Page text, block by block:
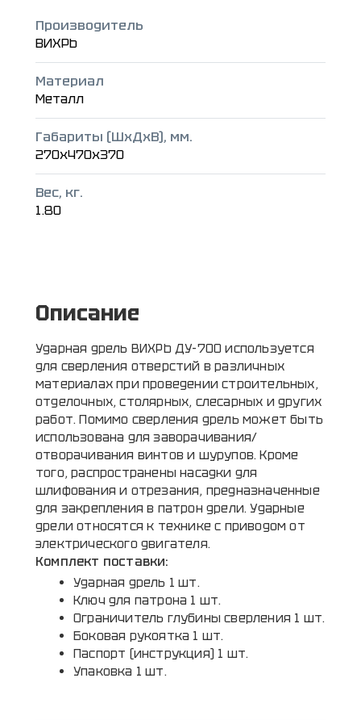
Производитель
ВИХРЬ
Материал
Металл
Габариты (ШxДxВ), мм.
270x470x370
Вес, кг.
1.80
Описание
Ударная дрель ВИХРЬ ДУ-700 используется
для сверления отверстий в различных
материалах при проведении строительных,
отделочных, столярных, слесарных и других
работ. Помимо сверления дрель может быть
использована для заворачивания/
отворачивания винтов и шурупов. Кроме
того, распространены насадки для
шлифования и отрезания, предназначенные
для закрепления в патрон дрели. Ударные
дрели относятся к технике с приводом от
электрического двигателя.
Комплект поставки:
Ударная дрель 1 шт.
Ключ для патрона 1 шт.
Ограничитель глубины сверления 1 шт.
Боковая рукоятка 1 шт.
Паспорт (инструкция) 1 шт.
Упаковка 1 шт.